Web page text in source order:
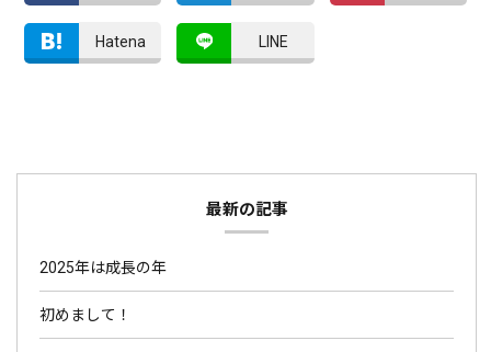
Hatena LINE
最新の記事
2025年は成長の年
初めまして！